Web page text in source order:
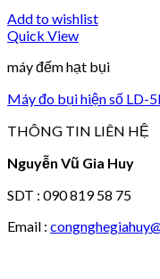
Add to wishlist
Quick View
máy đếm hạt bụi
Máy đo bụi hiện số LD-
THÔNG TIN LIÊN HỆ
Nguyễn Vũ Gia Huy
SDT : 090 819 58 75
Email :